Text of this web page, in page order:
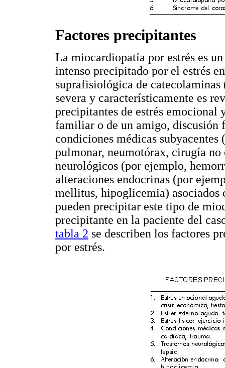
Factores precipitantes
La miocardiopatía por estrés es
intenso precipitado por el estrés
suprafisiológica de
severa y característicamente es
precipitantes de estrés
familiar o de un amigo,
condiciones médicas
pulmonar, neumotórax, cirugía
neurológicos (por ejemplo,
alteraciones endocrinas (por
mellitus, hipoglicemia) asociados
pueden precipitar este tipo de
precipitante en la paciente del
tabla 2 se describen los factores
por estrés.